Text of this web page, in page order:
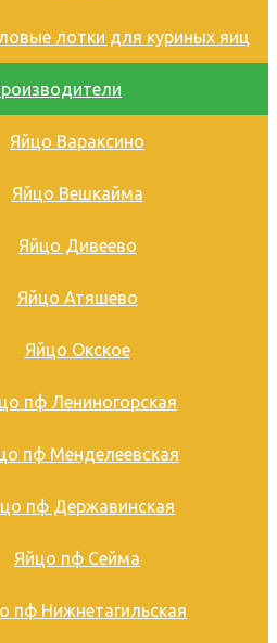
лотки для куриных яиц
Яйцо Вараксино
Яйцо Вешкайма
Яйцо Дивеево
Яйцо Атяшево
Яйцо Окское
пф Лениногорская
пф Менделеевская
пф Державинская
Яйцо пф Сейма
пф Нижнетагильская